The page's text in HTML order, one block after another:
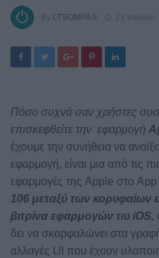
By I.TSOMPAS 23
Πόσο συχνά σαν χρήστες
επισκεφθείτε την εφαρμογή
έχουμε την συνήθεια να
εφαρμογή, είναι μια από τις
εφαρμογές της Apple στο
106 μεταξύ των
βιτρίνα εφαρμογών τιυ iOS,
δει να σκαρφαλώνει στα
αλλαγές UI που έχουν